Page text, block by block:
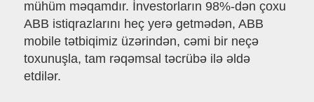
mühüm məqamdır. İnvestorların 98%-dən çoxu
ABB istiqrazlarını heç yerə getmədən, ABB
mobile tətbiqimiz üzərindən, cəmi bir neçə
toxunuşla, tam rəqəmsal təcrübə ilə əldə
etdilər.